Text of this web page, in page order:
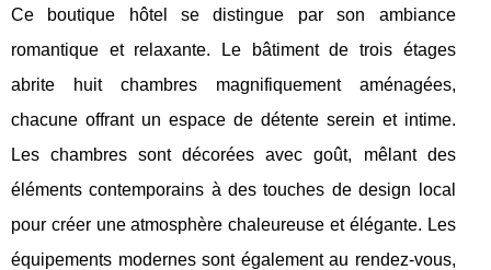
Ce boutique hôtel se distingue par son ambiance
romantique et relaxante. Le bâtiment de trois étages
abrite huit chambres magnifiquement aménagées,
chacune offrant un espace de détente serein et intime.
Les chambres sont décorées avec goût, mêlant des
éléments contemporains à des touches de design local
pour créer une atmosphère chaleureuse et élégante. Les
équipements modernes sont également au rendez-vous,